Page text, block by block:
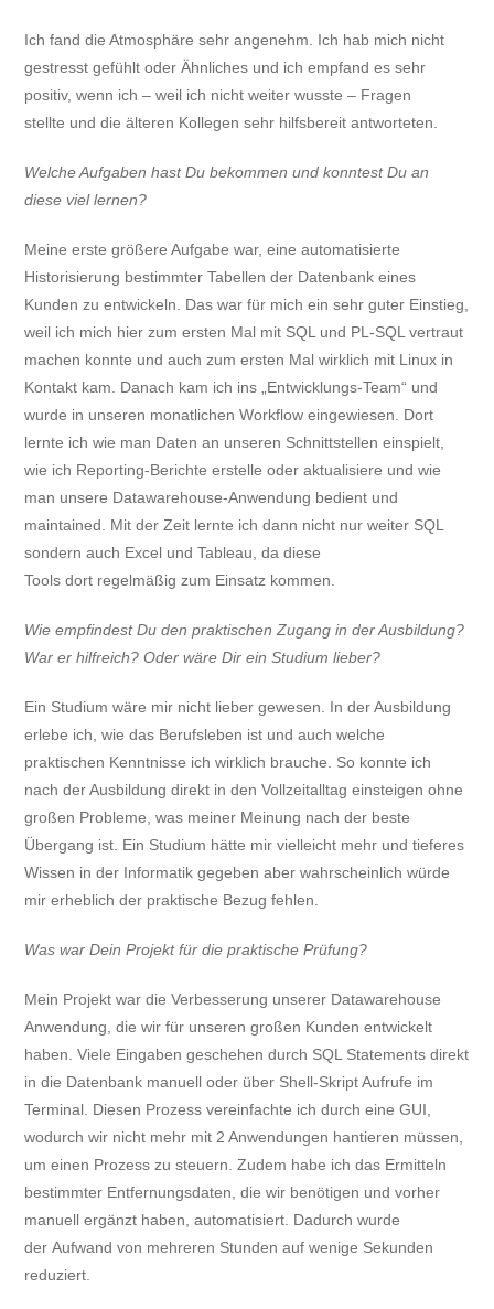
Ich fand die Atmosphäre sehr angenehm. Ich hab mich nicht
gestresst gefühlt oder Ähnliches und ich empfand es sehr
positiv, wenn ich – weil ich nicht weiter wusste – Fragen
stellte und die älteren Kollegen sehr hilfsbereit antworteten.
Welche Aufgaben hast Du bekommen und konntest Du an
diese viel lernen?
Meine erste größere Aufgabe war, eine automatisierte
Historisierung bestimmter Tabellen der Datenbank eines
Kunden zu entwickeln. Das war für mich ein sehr guter Einstieg,
weil ich mich hier zum ersten Mal mit SQL und PL-SQL vertraut
machen konnte und auch zum ersten Mal wirklich mit Linux in
Kontakt kam. Danach kam ich ins „Entwicklungs-Team“ und
wurde in unseren monatlichen Workflow eingewiesen. Dort
lernte ich wie man Daten an unseren Schnittstellen einspielt,
wie ich Reporting-Berichte erstelle oder aktualisiere und wie
man unsere Datawarehouse-Anwendung bedient und
maintained. Mit der Zeit lernte ich dann nicht nur weiter SQL
sondern auch Excel und Tableau, da diese
Tools dort regelmäßig zum Einsatz kommen.
Wie empfindest Du den praktischen Zugang in der Ausbildung?
War er hilfreich? Oder wäre Dir ein Studium lieber?
Ein Studium wäre mir nicht lieber gewesen. In der Ausbildung
erlebe ich, wie das Berufsleben ist und auch welche
praktischen Kenntnisse ich wirklich brauche. So konnte ich
nach der Ausbildung direkt in den Vollzeitalltag einsteigen ohne
großen Probleme, was meiner Meinung nach der beste
Übergang ist. Ein Studium hätte mir vielleicht mehr und tieferes
Wissen in der Informatik gegeben aber wahrscheinlich würde
mir erheblich der praktische Bezug fehlen.
Was war Dein Projekt für die praktische Prüfung?
Mein Projekt war die Verbesserung unserer Datawarehouse
Anwendung, die wir für unseren großen Kunden entwickelt
haben. Viele Eingaben geschehen durch SQL Statements direkt
in die Datenbank manuell oder über Shell-Skript Aufrufe im
Terminal. Diesen Prozess vereinfachte ich durch eine GUI,
wodurch wir nicht mehr mit 2 Anwendungen hantieren müssen,
um einen Prozess zu steuern. Zudem habe ich das Ermitteln
bestimmter Entfernungsdaten, die wir benötigen und vorher
manuell ergänzt haben, automatisiert. Dadurch wurde
der Aufwand von mehreren Stunden auf wenige Sekunden
reduziert.